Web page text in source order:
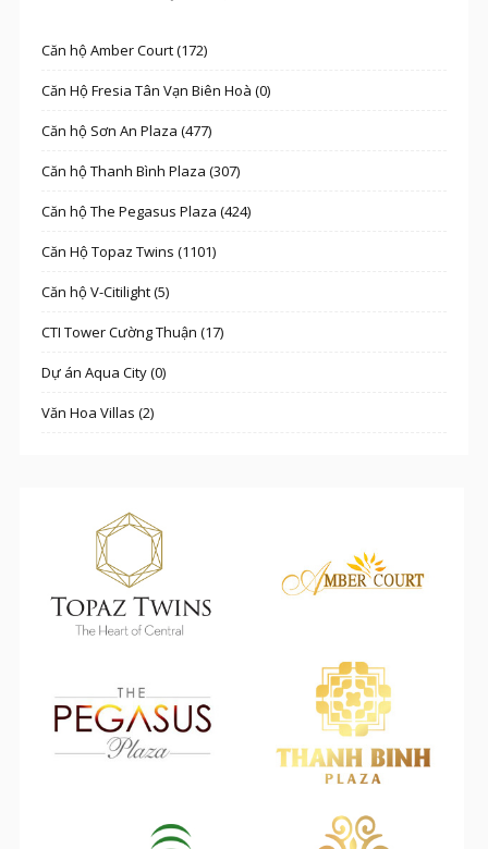
Căn hộ Amber Court (172)
Căn Hộ Fresia Tân Vạn Biên Hoà (0)
Căn hộ Sơn An Plaza (477)
Căn hộ Thanh Bình Plaza (307)
Căn hộ The Pegasus Plaza (424)
Căn Hộ Topaz Twins (1101)
Căn hộ V-Citilight (5)
CTI Tower Cường Thuận (17)
Dự án Aqua City (0)
Văn Hoa Villas (2)